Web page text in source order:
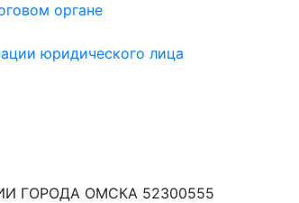
органе
юридического лица
ГОРОДА ОМСКА 52300555